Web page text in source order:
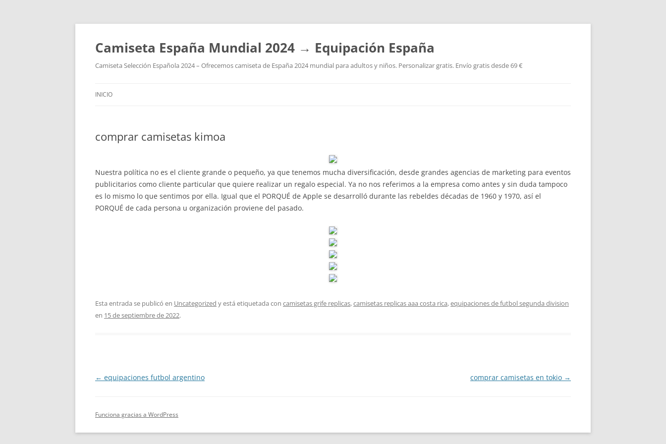
Camiseta España Mundial 2024 → Equipación España
Camiseta Selección Española 2024 – Ofrecemos camiseta de España 2024 mundial para adultos y niños. Personalizar gratis. Envío gratis desde 69 €
INICIO
comprar camisetas kimoa
Nuestra política no es el cliente grande o pequeño, ya que tenemos mucha diversificación, desde grandes agencias de marketing para eventos
publicitarios como cliente particular que quiere realizar un regalo especial. Ya no nos referimos a la empresa como antes y sin duda tampoco
es lo mismo lo que sentimos por ella. Igual que el PORQUÉ de Apple se desarrolló durante las rebeldes décadas de 1960 y 1970, así el
PORQUÉ de cada persona u organización proviene del pasado.
Esta entrada se publicó en Uncategorized y está etiquetada con camisetas grife replicas,camisetas replicas aaa costa rica,equipaciones de futbol segunda division
en 15 de septiembre de 2022.
Navegación
← equipaciones futbol argentino comprar camisetas en tokio →
Funciona gracias a WordPress